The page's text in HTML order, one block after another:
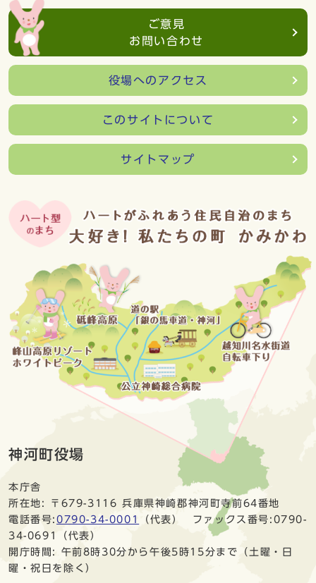
ご意見
お問い合わせ
役場へのアクセス
このサイトについて
サイトマップ
神河町役場
本庁舎
所在地: 〒679-3116 兵庫県神崎郡神河町寺前64番地
電話番号: 0790-34-0001
（代表） ファックス番号:0790-
34-0691（代表）
開庁時間: 午前8時30分から午後5時15分まで（土曜・日
曜・祝日を除く）